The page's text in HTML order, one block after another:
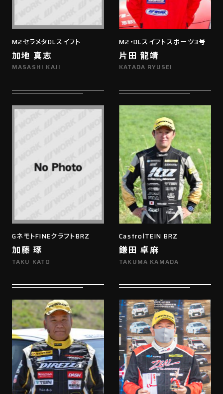
M2セラメタDLスイフト
加地 真志
MASASHI KAJI
M2・DLスイフトスポーツ3号
片田 龍靖
KATADA RYUSEI
GネモトFINEクラフトBRZ
加藤 琢
TAKU KATO
CastrolTEIN BRZ
鎌田 卓麻
TAKUMA KAMADA